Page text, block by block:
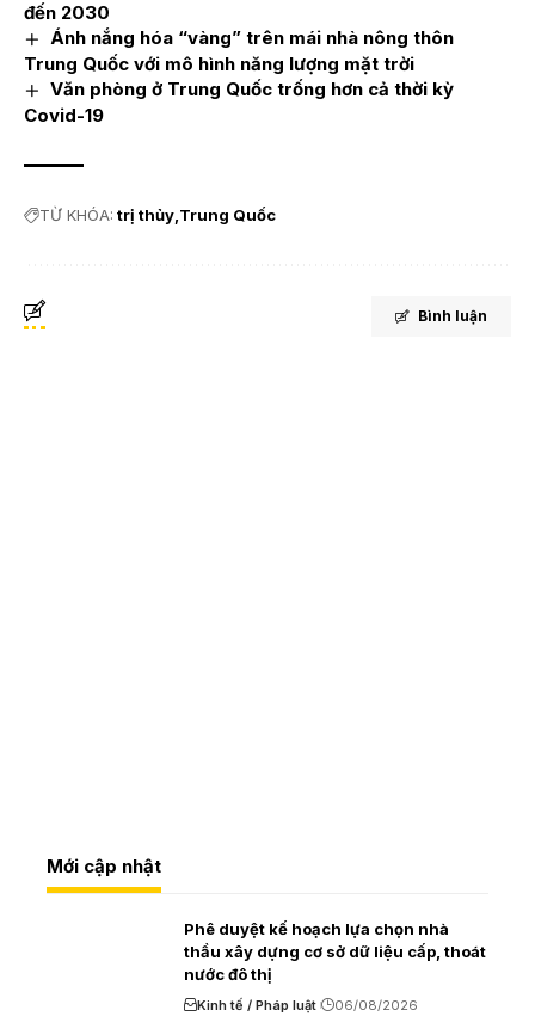
đến 2030
Ánh nắng hóa “vàng” trên mái nhà nông thôn
Trung Quốc với mô hình năng lượng mặt trời
Văn phòng ở Trung Quốc trống hơn cả thời kỳ
Covid-19
TỪ KHÓA: trị thủy Trung Quốc
Bình luận
Mới cập nhật
Phê duyệt kế hoạch lựa chọn nhà
thầu xây dựng cơ sở dữ liệu cấp, thoát
nước đô thị
Kinh tế / Pháp luật 06/08/2026